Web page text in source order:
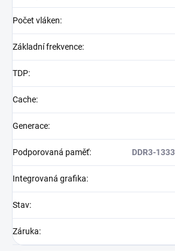
Počet vláken:
Základní frekvence:
TDP:
Cache:
Generace:
Podporovaná paměť: DDR3-
Integrovaná grafika:
Stav:
Záruka: